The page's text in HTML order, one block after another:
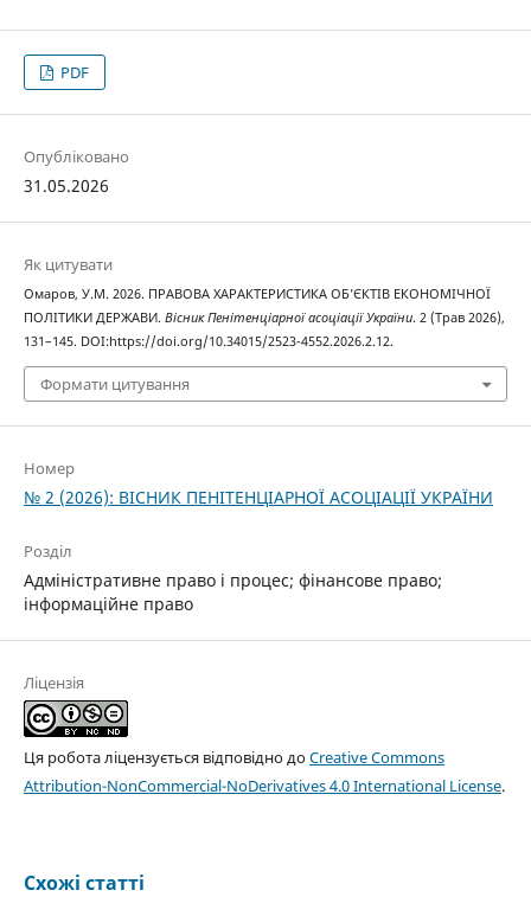
PDF
Опубліковано
31.05.2026
Як цитувати
Омаров, У.М. 2026. ПРАВОВА ХАРАКТЕРИСТИКА ОБ’ЄКТІВ ЕКОНОМІЧНОЇ
ПОЛІТИКИ ДЕРЖАВИ. Вісник Пенітенціарної асоціації України. 2 (Трав 2026),
131–145. DOI:https://doi.org/10.34015/2523-4552.2026.2.12.
Формати цитування
Номер
№ 2 (2026): ВІСНИК ПЕНІТЕНЦІАРНОЇ АСОЦІАЦІЇ УКРАЇНИ
Розділ
Адміністративне право і процес; фінансове право;
інформаційне право
Ліцензія
Ця робота ліцензується відповідно доCreative Commons
Attribution-NonCommercial-NoDerivatives 4.0 International License.
Схожі статті